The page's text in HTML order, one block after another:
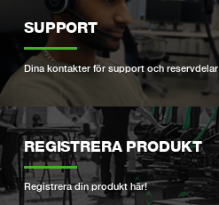
SUPPORT
Dina kontakter för support och reservdelar
REGISTRERA PRODUKT
Registrera din produkt här!